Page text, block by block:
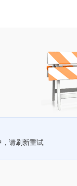
，请刷新重试